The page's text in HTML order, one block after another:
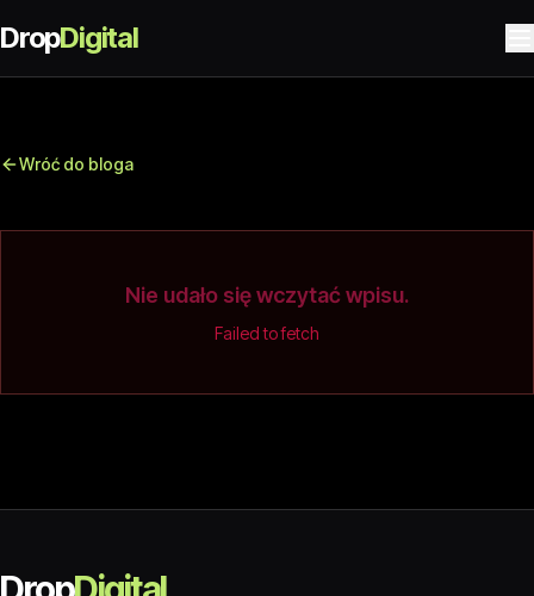
DropDigital
Wróć do bloga
Nie udało się wczytać wpisu.
Failed to fetch